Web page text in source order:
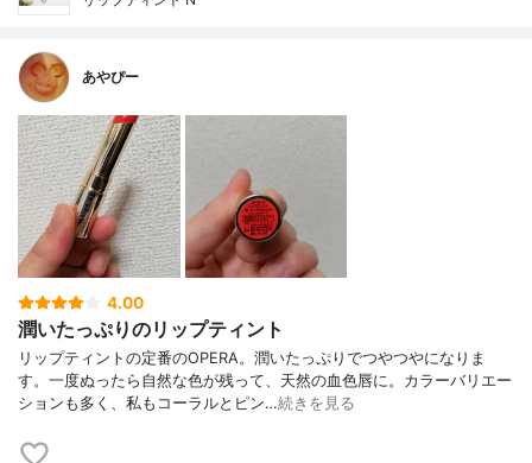
あやぴー
4.00
潤いたっぷりのリップティント
リップティントの定番のOPERA。潤いたっぷりでつやつやになりま
す。一度ぬったら自然な色が残って、天然の血色唇に。カラーバリエー
ションも多く、私もコーラルとピン…続きを見る